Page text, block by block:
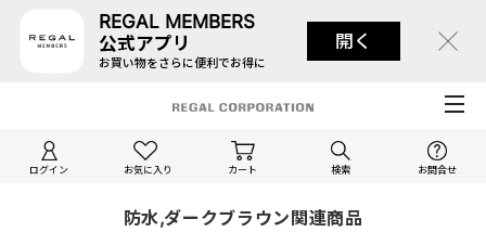
REGAL MEMBERS
公式アプリ
お買い物をさらに便利でお得に
開く
ログイン お気に入り カート 検索 お問合せ
防水,ダークブラウン関連商品